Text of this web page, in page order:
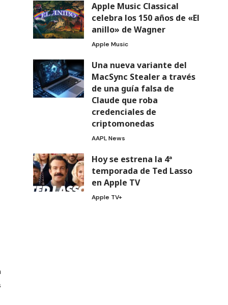
Apple Music Classical
celebra los 150 años de «El
anillo» de Wagner
Apple Music
Una nueva variante del
MacSync Stealer a través
de una guía falsa de
Claude que roba
credenciales de
criptomonedas
AAPL News
Hoy se estrena la 4ª
temporada de Ted Lasso
en Apple TV
Apple TV+